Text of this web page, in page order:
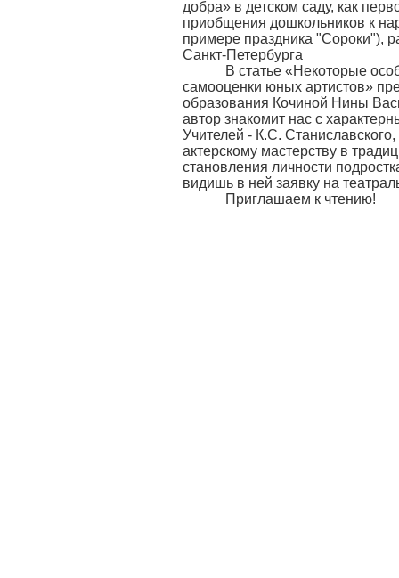
добра» в детском саду, как
приобщения дошкольников к
примере праздника "Сороки"),
Санкт-Петербурга
В статье «Некоторые
самооценки юных артистов»
образования Кочиной Нины
автор знакомит нас с
Учителей - К.С.
актерскому мастерству в
становления личности
видишь в ней заявку на
Приглашаем к чтению!